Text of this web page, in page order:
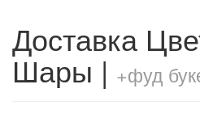
Доставка
Шары | +фуд